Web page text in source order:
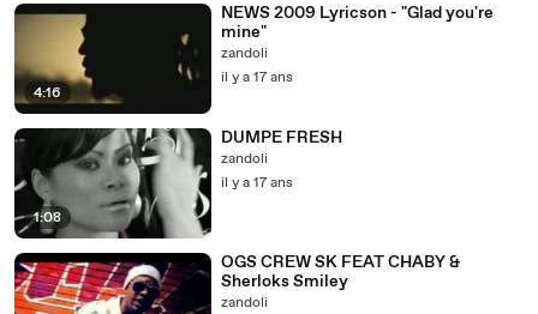
4:16
NEWS 2009 Lyricson - "Glad you're
mine"
zandoli
il y a 17 ans
1:08
DUMPE FRESH
zandoli
il y a 17 ans
OGS CREW SK FEAT CHABY &
Sherloks Smiley
zandoli